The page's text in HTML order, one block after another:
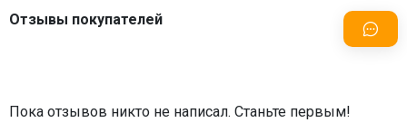
Отзывы покупателей
Пока отзывов никто не написал. Станьте первым!